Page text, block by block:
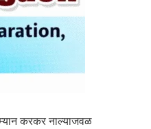
करकर नाल्याजवळ